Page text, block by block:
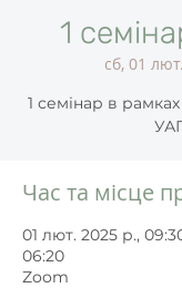
1
сб, 01 лют.
1 семінар в
Час та місце
01 лют. 2025 р.,
06:20
Zoom